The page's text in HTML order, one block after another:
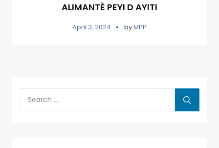
ALIMANTÈ PEYI D AYITI
April 3, 2024 byMPP